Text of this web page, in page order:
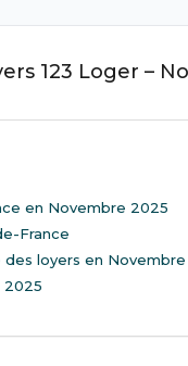
123 Loger –
en Novembre 2025
France
loyers en
2025